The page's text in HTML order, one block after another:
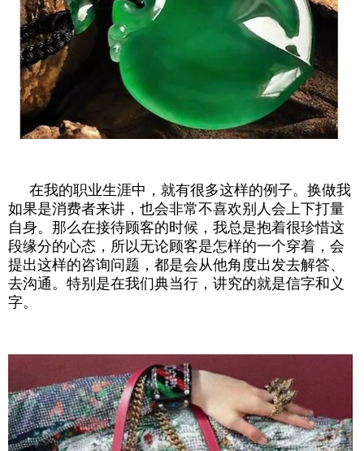
在我的职业生涯中，就有很多这样的例子。换做我
如果是消费者来讲，也会非常不喜欢别人会上下打量
自身。那么在接待顾客的时候，我总是抱着很珍惜这
段缘分的心态，所以无论顾客是怎样的一个穿着，会
提出这样的咨询问题，都是会从他角度出发去解答、
去沟通。特别是在我们典当行，讲究的就是信字和义
字。